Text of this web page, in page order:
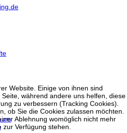
Website. Einige von ihnen sind
während andere uns helfen, diese
zu verbessern (Tracking Cookies).
ob Sie die Cookies zulassen möchten.
Ablehnung womöglich nicht mehr
Verfügung stehen.